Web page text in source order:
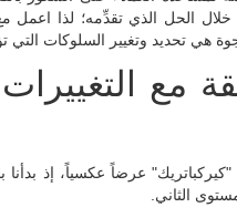
الحل الذي تقدِّمه؛ لذا اعمل مع
هي تحديد وتغيير السلوكات التي
مع التغييرات
عرضاً عكسياً، إذ بدأنا
الثاني.